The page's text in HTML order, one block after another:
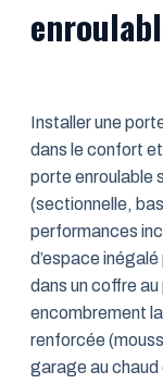
Installer une
dans le confort
porte enroulable
(sectionnelle,
performances
d’espace
dans un coffre
encombrement
renforcée
garage au chaud